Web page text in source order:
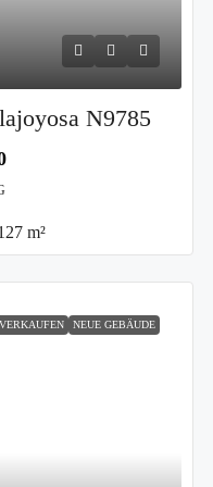
N9785
m²
NEUE GEBÄUDE